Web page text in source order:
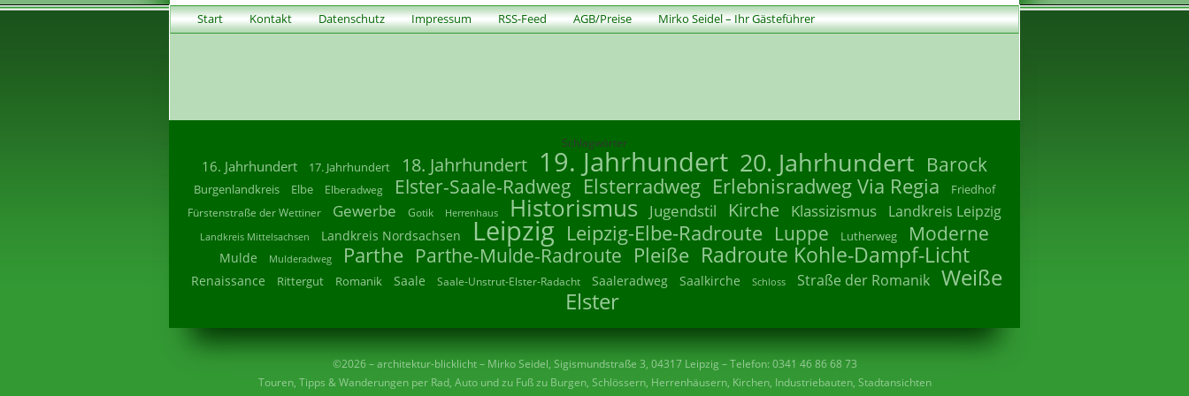
Start Kontakt Datenschutz Impressum RSS-Feed AGB/Preise Mirko Seidel – Ihr Gästeführer
Schlagwörter
16. Jahrhundert 17. Jahrhundert 18. Jahrhundert 19. Jahrhundert 20. Jahrhundert Barock
Burgenlandkreis Elbe Elberadweg Elster-Saale-Radweg Elsterradweg Erlebnisradweg Via Regia Friedhof
Fürstenstraße der Wettiner Gewerbe Gotik Herrenhaus Historismus Jugendstil Kirche Klassizismus Landkreis Leipzig
Landkreis Mittelsachsen Landkreis Nordsachsen Leipzig Leipzig-Elbe-Radroute Luppe Lutherweg Moderne
Mulde Mulderadweg Parthe Parthe-Mulde-Radroute Pleiße Radroute Kohle-Dampf-Licht
Renaissance Rittergut Romanik Saale Saale-Unstrut-Elster-Radacht Saaleradweg Saalkirche Schloss Straße der Romanik Weiße
Elster
©2026 – architektur-blicklicht – Mirko Seidel, Sigismundstraße 3, 04317 Leipzig – Telefon: 0341 46 86 68 73
Touren, Tipps & Wanderungen per Rad, Auto und zu Fuß zu Burgen, Schlössern, Herrenhäusern, Kirchen, Industriebauten, Stadtansichten